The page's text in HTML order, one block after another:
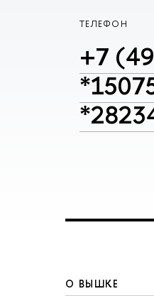
ТЕЛЕФОН
+7
О ВЫШКЕ